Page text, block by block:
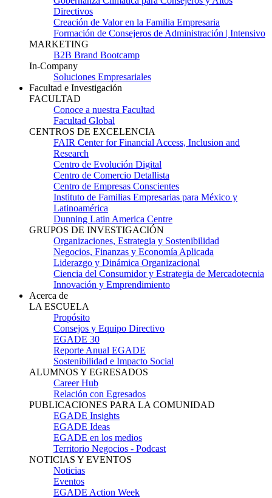
Directivos
Creación de Valor en la Familia Empresaria
Formación de Consejeros de Administración | Intensivo
MARKETING
B2B Brand Bootcamp
In-Company
Soluciones Empresariales
Facultad e Investigación
FACULTAD
Conoce a nuestra Facultad
Facultad Global
CENTROS DE EXCELENCIA
FAIR Center for Financial Access, Inclusion and
Research
Centro de Evolución Digital
Centro de Comercio Detallista
Centro de Empresas Conscientes
Instituto de Familias Empresarias para México y
Latinoamérica
Dunning Latin America Centre
GRUPOS DE INVESTIGACIÓN
Organizaciones, Estrategia y Sostenibilidad
Negocios, Finanzas y Economía Aplicada
Liderazgo y Dinámica Organizacional
Ciencia del Consumidor y Estrategia de Mercadotecnia
Innovación y Emprendimiento
Acerca de
LA ESCUELA
Propósito
Consejos y Equipo Directivo
EGADE 30
Reporte Anual EGADE
Sostenibilidad e Impacto Social
ALUMNOS Y EGRESADOS
Career Hub
Relación con Egresados
PUBLICACIONES PARA LA COMUNIDAD
EGADE Insights
EGADE Ideas
EGADE en los medios
Territorio Negocios - Podcast
NOTICIAS Y EVENTOS
Noticias
Eventos
EGADE Action Week